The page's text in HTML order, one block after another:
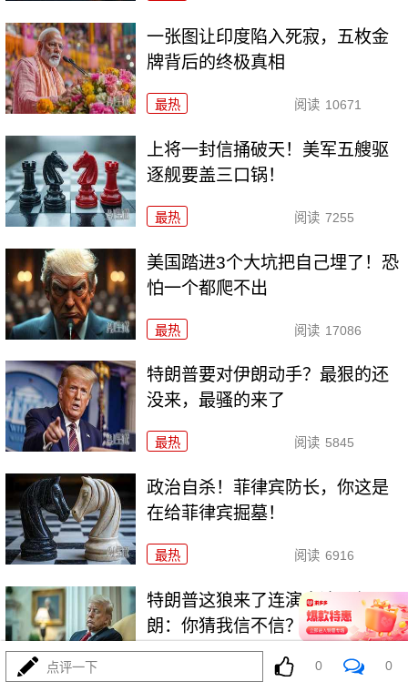
一张图让印度陷入死寂，五枚金
牌背后的终极真相
最热 阅读 10671
上将一封信捅破天！美军五艘驱
逐舰要盖三口锅！
最热 阅读 7255
美国踏进3个大坑把自己埋了！恐
怕一个都爬不出
最热 阅读 17086
特朗普要对伊朗动手？最狠的还
没来，最骚的来了
最热 阅读 5845
政治自杀！菲律宾防长，你这是
在给菲律宾掘墓！
最热 阅读 6916
特朗普这狼来了连演十遍，伊
朗：你猜我信不信？
阅读 5067
点评一下 0 0